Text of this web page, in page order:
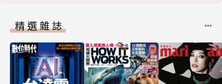
精選雜誌